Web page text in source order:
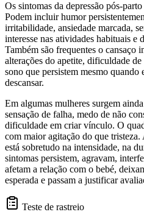
Os sintomas da depressão pós-
Podem incluir humor
irritabilidade, ansiedade marcada,
interesse nas atividades habituais e
Também são frequentes o cansaço
alterações do apetite, dificuldade
sono que persistem mesmo quando
descansar.
Em algumas mulheres surgem
sensação de falha, medo de não
dificuldade em criar vínculo. O
com maior agitação do que
está sobretudo na intensidade, na
sintomas persistem, agravam,
afetam a relação com o bebé,
esperada e passam a justificar
Teste de rastreio